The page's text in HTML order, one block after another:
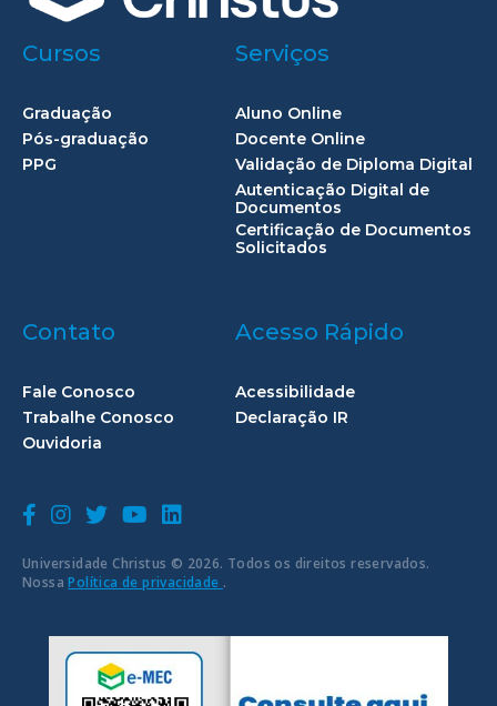
Universidade Christus © 2026. Todos os direitos reservados.
NossaPolítica de privacidade .
Cursos
Graduação
Pós-graduação
PPG
Serviços
Aluno Online
Docente Online
Validação de Diploma Digital
Autenticação Digital de
Documentos
Certificação de Documentos
Solicitados
Contato
Fale Conosco
Trabalhe Conosco
Ouvidoria
Acesso Rápido
Acessibilidade
Declaração IR